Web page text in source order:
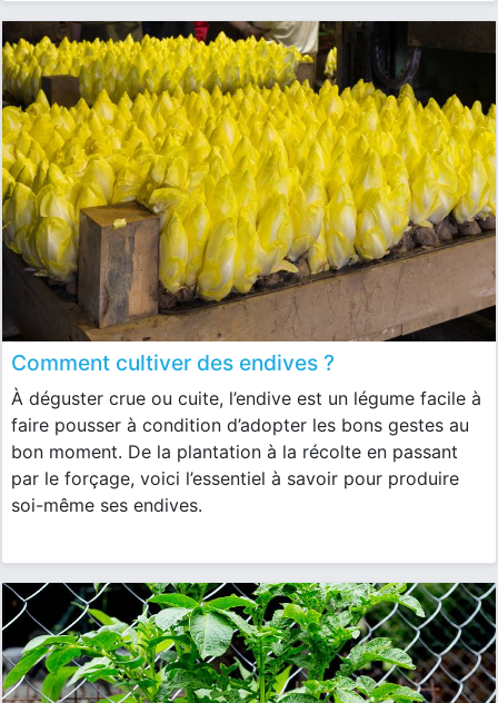
Comment cultiver des endives ?
À déguster crue ou cuite, l’endive est un légume facile à
faire pousser à condition d’adopter les bons gestes au
bon moment. De la plantation à la récolte en passant
par le forçage, voici l’essentiel à savoir pour produire
soi-même ses endives.